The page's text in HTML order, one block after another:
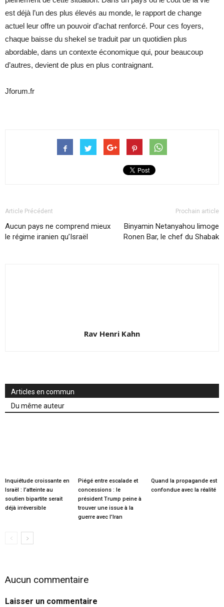
est déjà l’un des plus élevés au monde, le rapport de change
actuel leur offre un pouvoir d’achat renforcé. Pour ces foyers,
chaque baisse du shekel se traduit par un quotidien plus
abordable, dans un contexte économique qui, pour beaucoup
d’autres, devient de plus en plus contraignant.
Jforum.fr
Article Précédent
Aucun pays ne comprend mieux
le régime iranien qu’Israël
Prochain article
Binyamin Netanyahou limoge
Ronen Bar, le chef du Shabak
Rav Henri Kahn
Articles en commun
Du même auteur
Inquiétude croissante en
Israël : l’atteinte au
soutien bipartite serait
déjà irréversible
Piégé entre escalade et
concessions : le
président Trump peine à
trouver une issue à la
guerre avec l’Iran
Quand la propagande est
confondue avec la réalité
Aucun commentaire
Laisser un commentaire